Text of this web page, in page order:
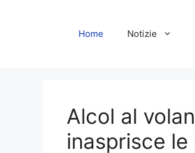
Home Notizie
Alcol al
inasprisce le